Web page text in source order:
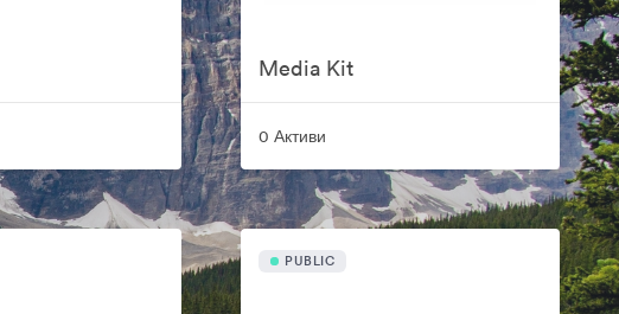
Media Kit
0 Активи
PUBLIC